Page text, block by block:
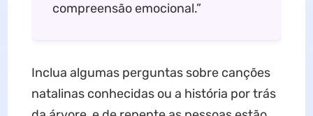
compreensão emocional.”
Inclua algumas perguntas sobre canções
natalinas conhecidas ou a história por trás